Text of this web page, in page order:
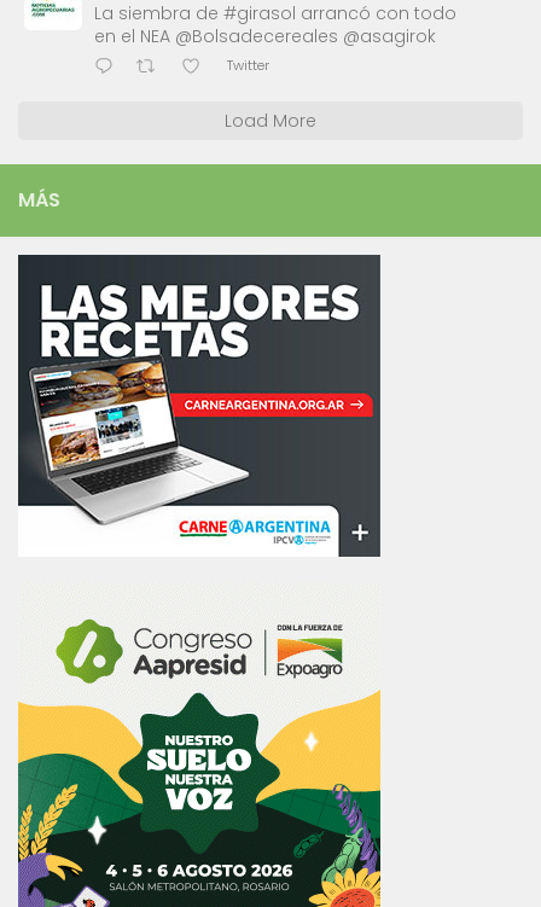
La siembra de #girasol arrancó con todo
en el NEA @Bolsadecereales @asagirok
Twitter
Load More
MÁS